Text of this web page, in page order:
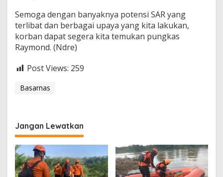
Semoga dengan banyaknya potensi SAR yang
terlibat dan berbagai upaya yang kita lakukan,
korban dapat segera kita temukan pungkas
Raymond. (Ndre)
Post Views: 259
Basarnas
Jangan Lewatkan